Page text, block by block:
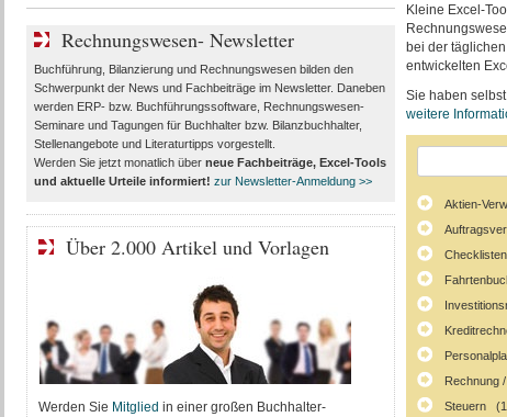
Kleine Excel-
bei der
entwickelten
Sie haben
weitere
Aktien-
Rechnung
Steuern
Rechnungswesen- Newsletter
Buchführung, Bilanzierung und Rechnungswesen bilden den
Schwerpunkt der News und Fachbeiträge im Newsletter. Daneben
werden ERP- bzw. Buchführungssoftware, Rechnungswesen-
Seminare und Tagungen für Buchhalter bzw. Bilanzbuchhalter,
Stellenangebote und Literaturtipps vorgestellt.
Werden Sie jetzt monatlich über neue Fachbeiträge, Excel-Tools
und aktuelle Urteileinformiert! zur Newsletter-Anmeldung >>
Über 2.000 Artikel und Vorlagen
Werden Sie Mitglied in einer großen Buchhalter-